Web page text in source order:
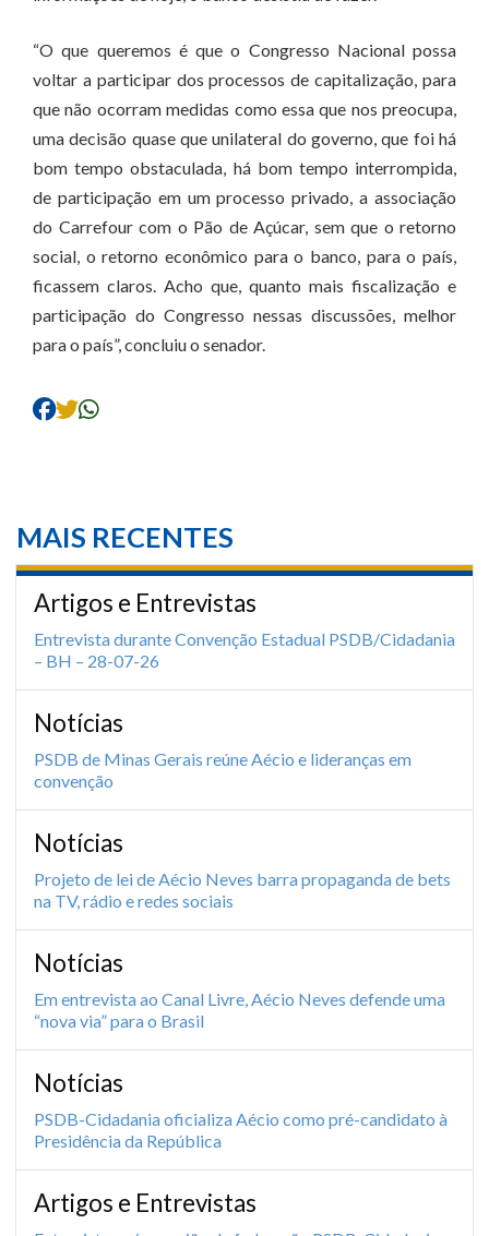
“O que queremos é que o Congresso Nacional possa
voltar a participar dos processos de capitalização, para
que não ocorram medidas como essa que nos preocupa,
uma decisão quase que unilateral do governo, que foi há
bom tempo obstaculada, há bom tempo interrompida,
de participação em um processo privado, a associação
do Carrefour com o Pão de Açúcar, sem que o retorno
social, o retorno econômico para o banco, para o país,
ficassem claros. Acho que, quanto mais fiscalização e
participação do Congresso nessas discussões, melhor
para o país”, concluiu o senador.
MAIS RECENTES
Artigos e Entrevistas
Entrevista durante Convenção Estadual PSDB/Cidadania
– BH – 28-07-26
Notícias
PSDB de Minas Gerais reúne Aécio e lideranças em
convenção
Notícias
Projeto de lei de Aécio Neves barra propaganda de bets
na TV, rádio e redes sociais
Notícias
Em entrevista ao Canal Livre, Aécio Neves defende uma
“nova via” para o Brasil
Notícias
PSDB-Cidadania oficializa Aécio como pré-candidato à
Presidência da República
Artigos e Entrevistas